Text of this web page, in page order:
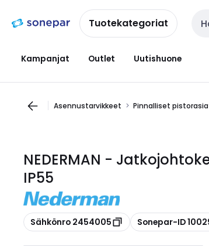
navigointiinsisältöönTuotekategoriat
Kampanjat Outlet Uutishuone
Asennustarvikkeet Pinnalliset
NEDERMAN -
IP55
Kopioi
Sähkönro 2454005 Kopioi
Sonepar-ID